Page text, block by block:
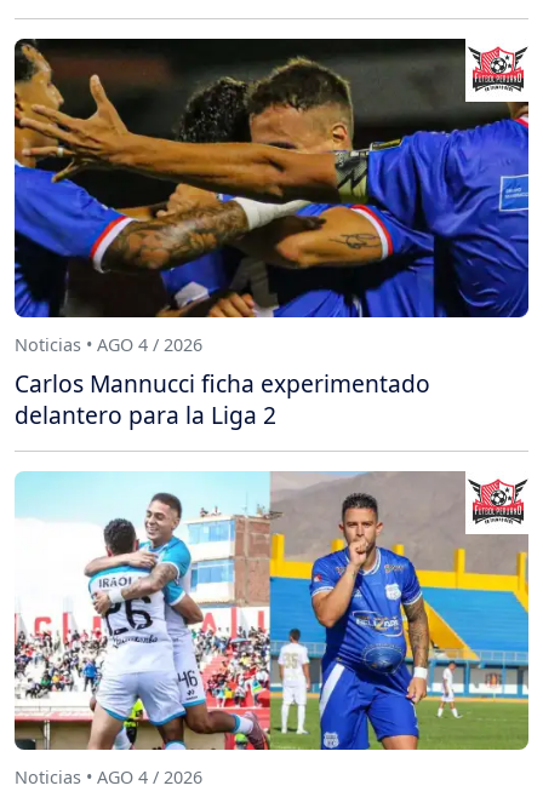
Noticias • AGO 4 / 2026
Carlos Mannucci ficha experimentado
delantero para la Liga 2
Noticias • AGO 4 / 2026